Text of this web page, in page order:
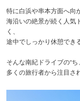
特に白浜や串本方面へ向
海沿いの絶景が続く人気
く、
途中でしっかり休憩でき
そんな南紀ドライブの“ち
多くの旅行者から注目さ